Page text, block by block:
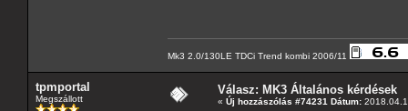
Mk3 2.0/130LE TDCi Trend kombi 2006/11
tpmportal
Megszállott
Válasz: MK3 Általános kérdések
« Új hozzászólás #74231 Dátum: